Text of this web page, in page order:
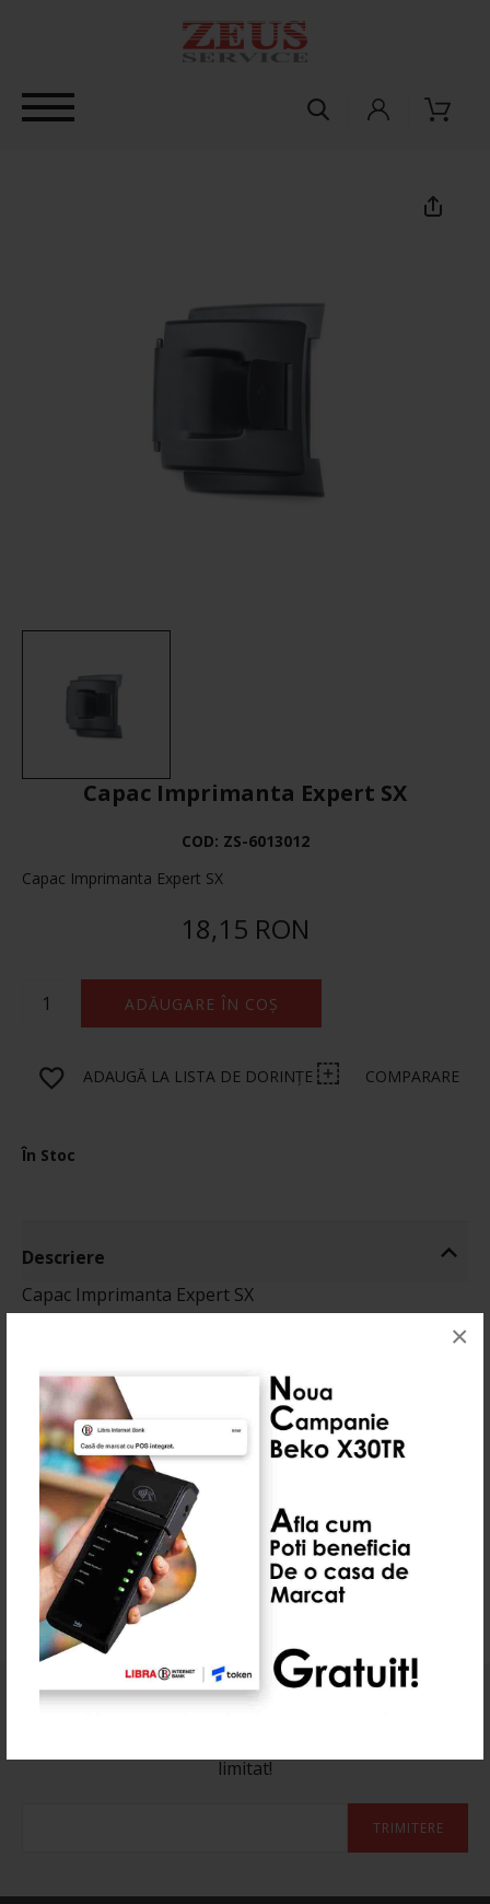
×
Capac Imprimanta Expert SX
COD: ZS-6013012
Capac Imprimanta Expert SX
18,15 RON
ADĂUGARE ÎN COȘ
ADAUGĂ LA LISTA DE DORINȚE COMPARARE
În Stoc
Descriere
Capac Imprimanta Expert SX
Informatii
Produse Recomandate
0 Recenzie(i)
Abonează-te la newsletter-ul nostru
limitat!
TRIMITERE